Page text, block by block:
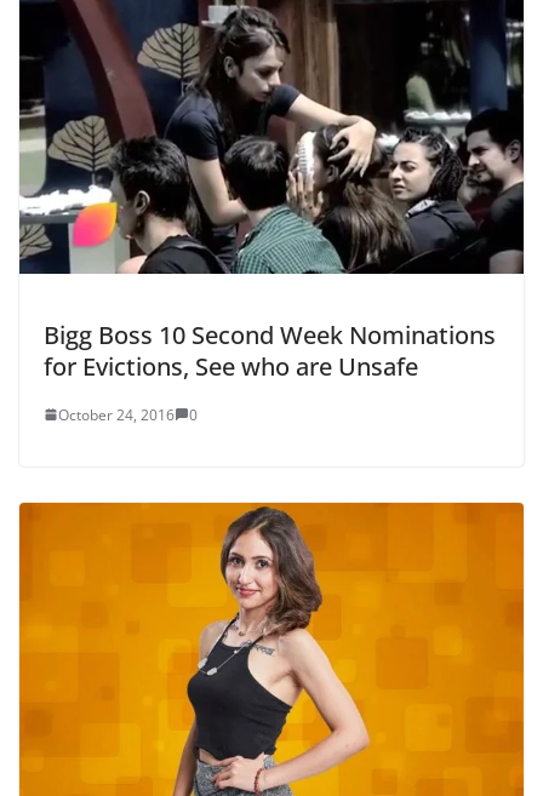
Bigg Boss 10 Second Week Nominations
for Evictions, See who are Unsafe
October 24, 2016 0